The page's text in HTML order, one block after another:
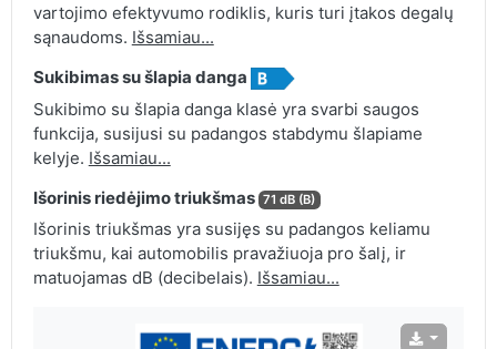
vartojimo efektyvumo rodiklis, kuris turi įtakos degalų
sąnaudoms. Išsamiau...
Sukibimas su šlapia danga
Sukibimo su šlapia danga klasė yra svarbi saugos
funkcija, susijusi su padangos stabdymu šlapiame
kelyje. Išsamiau...
Išorinis riedėjimo triukšmas 71 dB (B)
Išorinis triukšmas yra susijęs su padangos keliamu
triukšmu, kai automobilis pravažiuoja pro šalį, ir
matuojamas dB (decibelais). Išsamiau...